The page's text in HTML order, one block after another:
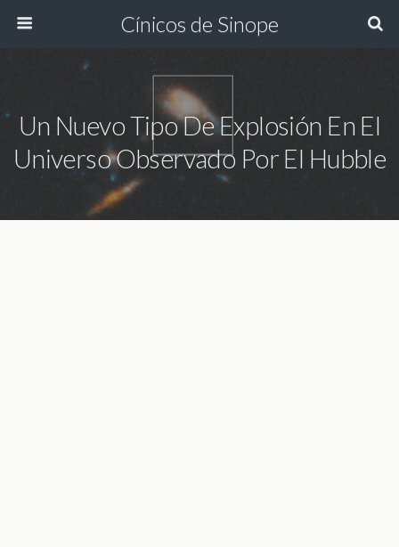
Cínicos de Sinope
Un Nuevo Tipo De Explosión En El
Universo Observado Por El Hubble